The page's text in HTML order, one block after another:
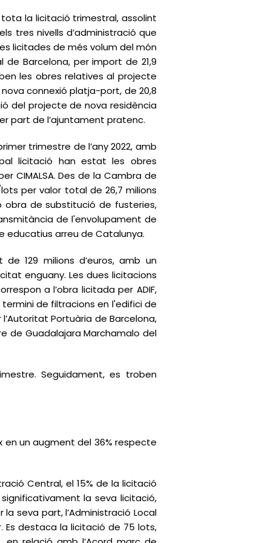
tota la licitació trimestral, assolint
tres nivells d’administració que
licitades de més volum del món
Barcelona, per import de 21,9
les obres relatives al projecte
connexió platja-port, de 20,8
del projecte de nova residència
part de l’ajuntament pratenc.
trimestre de l’any 2022, amb
licitació han estat les obres
CIMALSA. Des de la Cambra de
per valor total de 26,7 milions
obra de substitució de fusteries,
de l'envolupament de
arreu de Catalunya.
129 milions d’euros, amb un
enguany. Les dues licitacions
a l’obra licitada per ADIF,
de filtracions en l'edifici de
Portuària de Barcelona,
de Guadalajara Marchamalo del
Seguidament, es troben
en un augment del 36% respecte
Central, el 15% de la licitació
la seva licitació,
seva part, l’Administració Local
Es destaca la licitació de 75 lots,